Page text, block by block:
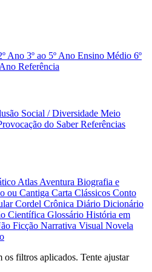
Ano 3º ao 5º Ano Ensino Médio 6º
Referência
Social / Diversidade Meio
do SaberReferências
AtlasAventura Biografia e
ou Cantiga Carta Clássicos Conto
Cordel Crônica Diário Dicionário
Científica Glossário História em
Ficção Narrativa Visual Novela
filtros aplicados. Tente ajustar